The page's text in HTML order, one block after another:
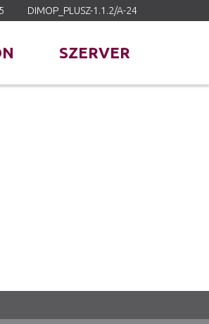
DIMOP_PLUSZ-1.1.2/A-24
SZERVER